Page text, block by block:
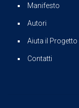
Manifesto
Autori
Aiuta il Progetto
Contatti